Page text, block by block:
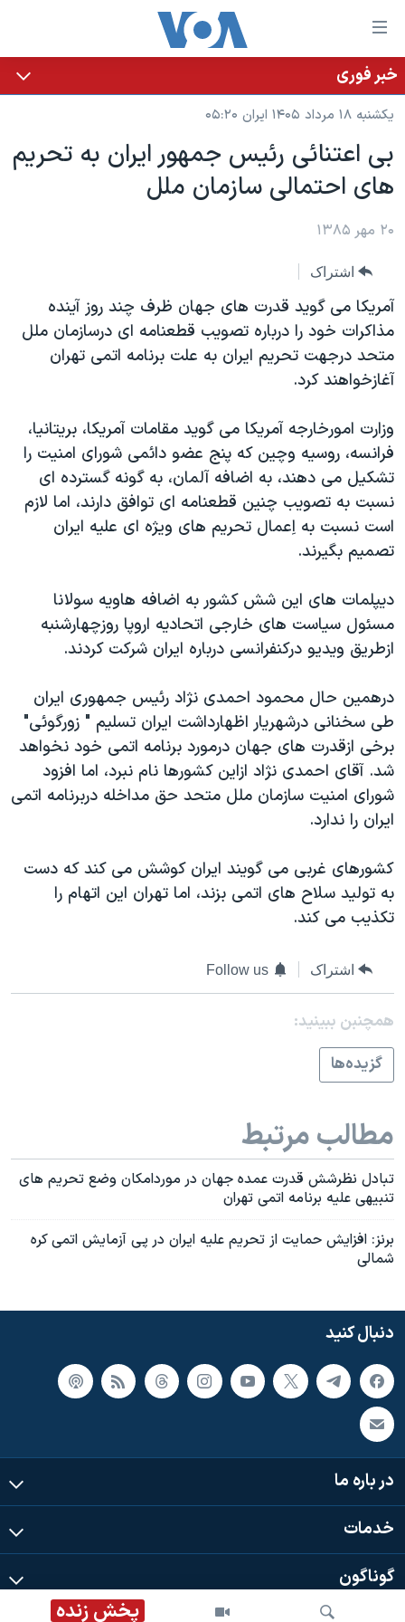
لینکهای
قابل
دسترسی
جهش
محتوای
اصلی
جهش
به
اصلی
جهش
به
جستجو
خانه
نسخه سبک وب‌سایت
موضوع ها
ایران
آمریکا
گزیده‌ها
ویژه برنامه‌ها
ویدیوها
فرهنگ و زندگی
حقوق شهروندی
اقتصادی
علم و فناوری
اسرائیل در جنگ
آرشیو پخش زنده
برنامه های تلویزیونی
جدول برنامه ها
صفحه‌های ویژه
عملیات خشم حماسی
۲۵۰سالگی آمریکا
بایگانی برنامه‌های تلویزیونی
مستندها
انتخابات ریاست جمهوری آمریکا ۲۰۲۴
حمله جمهوری اسلامی به اسرائیل
رمز مهسا
ورزش زنان در ایران
مجموعه مستندهای دادخواهی
تریبونال مردمی آبان ۹۸
چهل سال گروگان‌گیری
قانون شفافیت دارائی کادر رهبری ایران
اعتراضات مردمی آبان ۹۸
اسرائیل در جنگ
همایش محافظه‌کاران آمریکا «سی‌پک»
صفحه‌های ویژه
فرکانس‌های صدای آمریکا
پخش رادیویی
یادگیری زبان انگلیسی
دنبال کنید
زبانهای مختلف
پخش زنده
خبر فوری
یکشنبه ۱۸ مرداد ۱۴۰۵ ایران ۰۵:۲۰
بی اعتنائی رئيس جمهور ايران به تحريم
های احتمالی سازمان ملل
۲۰ مهر ۱۳۸۵
اشتراک
آمريکا می گويد قدرت های جهان ظرف چند روز آينده
مذاکرات خود را درباره تصويب قطعنامه ای درسازمان ملل
متحد درجهت تحريم ايران به علت برنامه اتمی تهران
آغازخواهند کرد.
وزارت امورخارجه آمريکا می گويد مقامات آمريکا، بريتانيا،
فرانسه، روسيه وچين که پنج عضو دائمی شورای امنيت را
تشکيل می دهند، به اضافه آلمان، به گونه گسترده ای
نسبت به تصويب چنين قطعنامه ای توافق دارند، اما لازم
است نسبت به اِعمال تحريم های ويژه ای عليه ايران
تصميم بگيرند.
ديپلمات های اين شش کشور به اضافه هاويه سولانا
مسئول سياست های خارجی اتحاديه اروپا روزچهارشنبه
ازطريق ويديو درکنفرانسی درباره ايران شرکت کردند.
درهمين حال محمود احمدی نژاد رئيس جمهوری ايران
طی سخنانی درشهريار اظهارداشت ايران تسليم " زورگوئی"
برخی ازقدرت های جهان درمورد برنامه اتمی خود نخواهد
شد. آقای احمدی نژاد ازاين کشورها نام نبرد، اما افزود
شورای امنيت سازمان ملل متحد حق مداخله دربرنامه اتمی
ايران را ندارد.
کشورهای غربی می گويند ايران کوشش می کند که دست
به توليد سلاح های اتمی بزند، اما تهران اين اتهام را
تکذيب می کند.
اشتراک Follow us
همچنبن ببینید:
گزيده‌ها
مطالب مرتبط
تبادل نظرشش قدرت عمده جهان در موردامکان وضع تحريم های
تنبيهی عليه برنامه اتمی تهران
برنز: افزايش حمايت از تحريم عليه ايران در پی آزمايش اتمی کره
شمالی
دنبال کنید
در باره ما
خدمات
گوناگون